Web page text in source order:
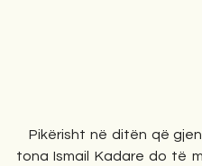
Pikërisht në ditën që
tona Ismail Kadare do të